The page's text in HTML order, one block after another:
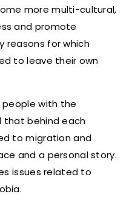
more multi-cultural,
and promote
reasons for which
to leave their own
people with the
behind each
to migration and
and a personal story.
issues related to